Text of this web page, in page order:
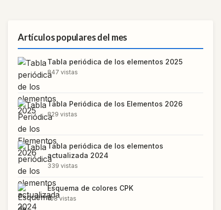
Artículos populares del mes
Tabla periódica de los elementos 2025
847 vistas
Tabla Periódica de los Elementos 2026
829 vistas
Tabla periódica de los elementos
actualizada 2024
339 vistas
Esquema de colores CPK
108vistas